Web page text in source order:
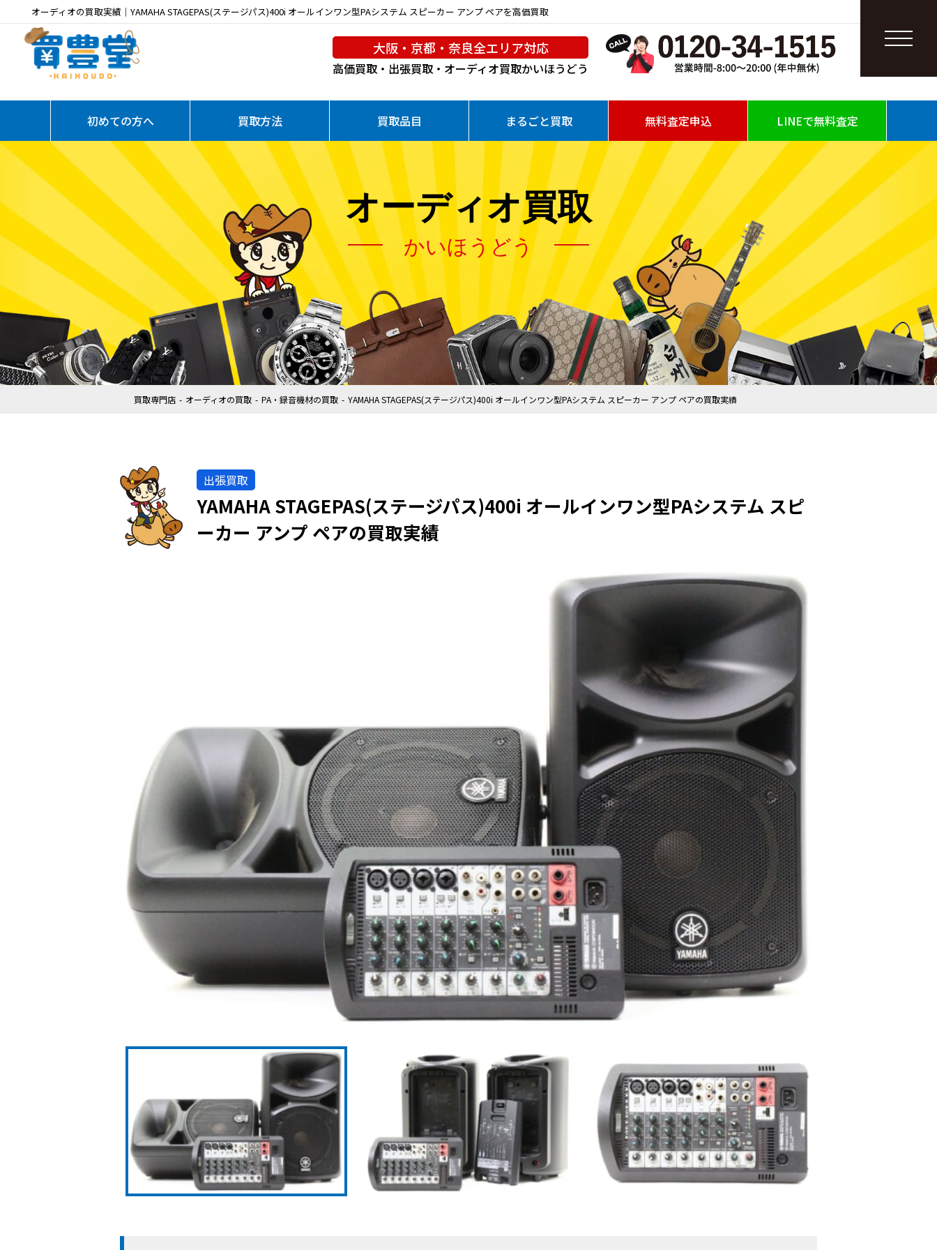
オーディオの買取実績｜YAMAHA STAGEPAS(ステージパス)400i オールインワン型PAシステム スピーカー アンプ ペアを高価買取
大阪・京都・奈良全エリア対応
高価買取・出張買取・オーディオ買取かいほうどう
初めての方へ 買取方法 買取品目 まるごと買取 無料査定申込 LINEで無料査定
オーディオ買取
かいほうどう
買取専門店 オーディオの買取 PA・録音機材の買取 YAMAHA STAGEPAS(ステージパス)400i オールインワン型PAシステム スピーカー アンプ ペアの買取実績
出張買取
YAMAHA STAGEPAS(ステージパス)400i オールインワン型PAシステム スピ
ーカー アンプ ペアの買取実績